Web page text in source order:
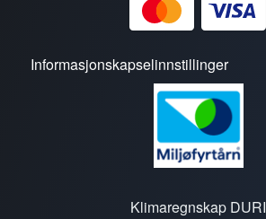
Informasjonskapselinnstillinger
Klimaregnskap DURI